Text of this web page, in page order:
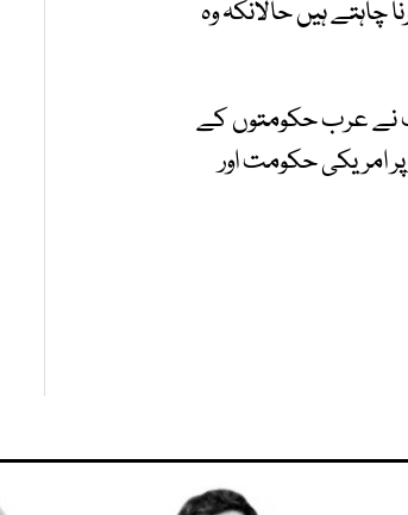
چاہتے ہیں حالانکہ وہ
نے عرب حکومتوں کے
امریکی حکومت اور